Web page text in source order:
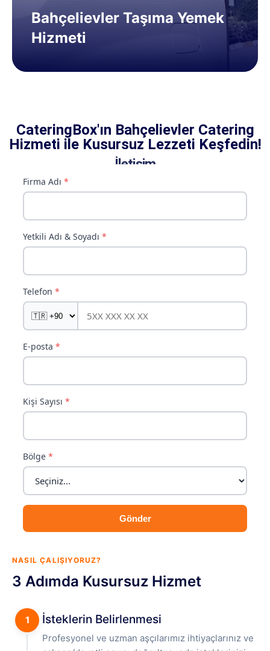
Bahçelievler Taşıma Yemek
Hizmeti
CateringBox'ın Bahçelievler Catering
Hizmeti ile Kusursuz Lezzeti Keşfedin!
İletişim
NASIL ÇALIŞIYORUZ?
3 Adımda Kusursuz Hizmet
1 İsteklerin Belirlenmesi
Profesyonel ve uzman aşçılarımız ihtiyaçlarınız ve